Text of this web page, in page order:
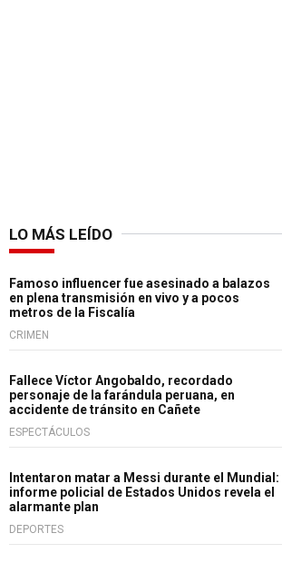
LO MÁS LEÍDO
Famoso influencer fue asesinado a balazos
en plena transmisión en vivo y a pocos
metros de la Fiscalía
CRIMEN
Fallece Víctor Angobaldo, recordado
personaje de la farándula peruana, en
accidente de tránsito en Cañete
ESPECTÁCULOS
Intentaron matar a Messi durante el Mundial:
informe policial de Estados Unidos revela el
alarmante plan
DEPORTES